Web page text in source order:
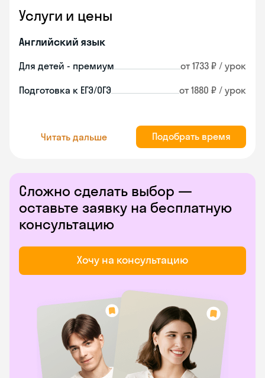
Услуги и цены
Английский язык
Для детей - премиум от 1733 ₽ / урок
Подготовка к ЕГЭ/ОГЭ от 1880 ₽ / урок
Читать дальше Подобрать время
Сложно сделать выбор —
оставьте заявку на бесплатную
консультацию
Хочу на консультацию